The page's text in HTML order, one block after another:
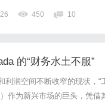
450 10
的“财务水土不服”
利润空间不断收窄的现状，
作为新兴市场的巨头，凭